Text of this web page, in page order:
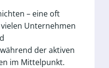
– eine oft
Unternehmen
der aktiven
im Mittelpunkt.